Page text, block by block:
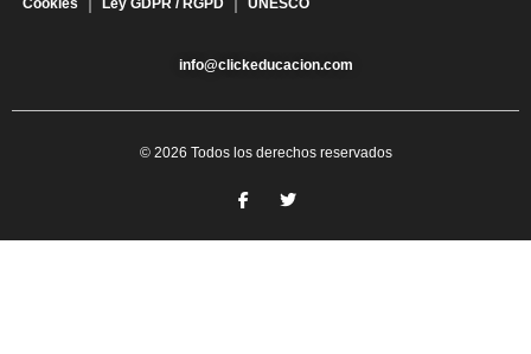
Cookies Ley GDPR / RGPD UNESCO
info@clickeducacion.com
© 2026 Todos los derechos reservados